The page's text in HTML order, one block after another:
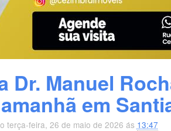
Dr. Manuel
em
terça-feira, 26 de maio de 2026 ás 13:47